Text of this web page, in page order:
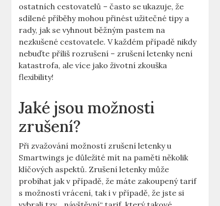
ostatních cestovatelů – často se ukazuje, že
sdílené příběhy mohou přinést užitečné tipy a
rady, jak se vyhnout běžným pastem na
nezkušené cestovatele. V každém případě nikdy
nebuďte příliš rozrušení – zrušení letenky není
katastrofa, ale více jako životní zkouška
flexibility!
Jaké jsou možnosti
zrušení?
Při zvažování možností zrušení letenky u
Smartwings je důležité mít na paměti několik
klíčových aspektů. Zrušení letenky může
probíhat jak v případě, že máte zakoupený tarif
s možností vrácení, tak i v případě, že jste si